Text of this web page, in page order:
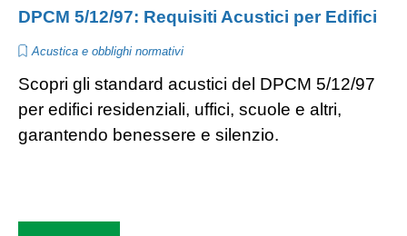
DPCM 5/12/97: Requisiti Acustici per Edifici
Acustica e obblighi normativi
Scopri gli standard acustici del DPCM 5/12/97
per edifici residenziali, uffici, scuole e altri,
garantendo benessere e silenzio.